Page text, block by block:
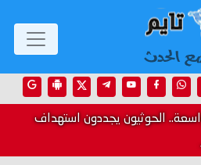
الحوثيون يجددون استهداف